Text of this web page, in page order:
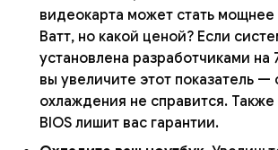
видеокарта может стать мощнее
Ватт, но какой ценой? Если
установлена разработчиками на
вы увеличите этот показатель —
охлаждения не справится.
BIOS лишит вас гарантии.